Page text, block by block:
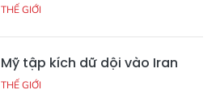
THẾ GIỚI
Mỹ tập kích dữ dội vào Iran
THẾ GIỚI